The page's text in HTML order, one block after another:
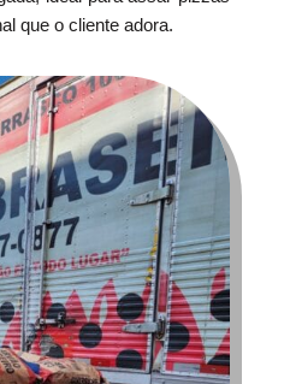
que o cliente adora.